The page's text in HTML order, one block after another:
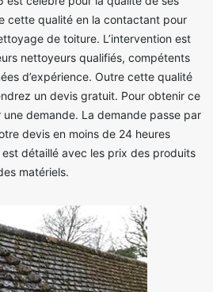
cette qualité en la contactant pour
de toiture. L’intervention est
nettoyeurs qualifiés, compétents
d’expérience. Outre cette qualité
un devis gratuit. Pour obtenir ce
demande. La demande passe par
devis en moins de 24 heures
détaillé avec les prix des produits
matériels.